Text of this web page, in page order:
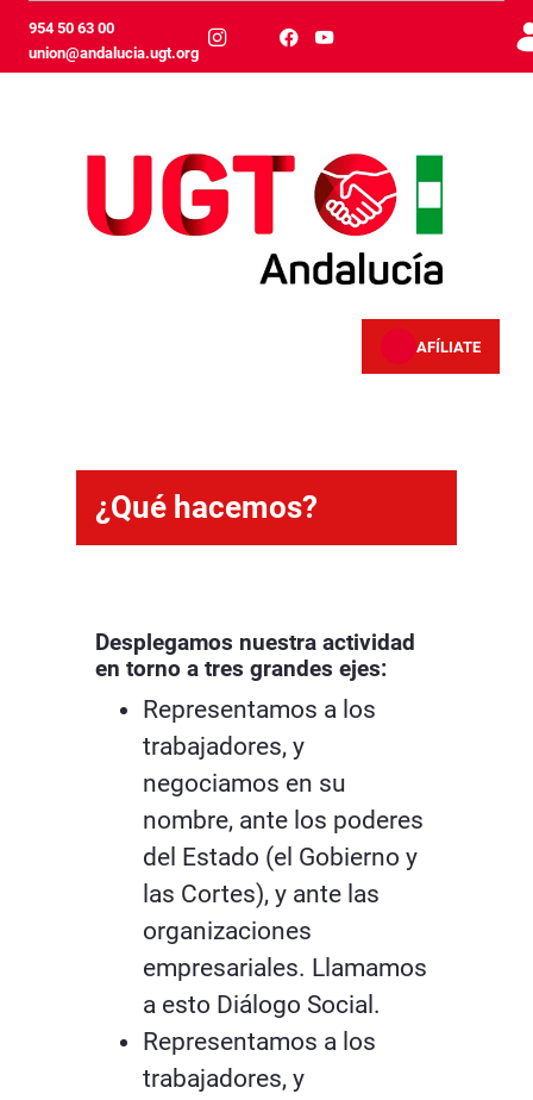
メインコンテンツにスキップ
954 50 63 00
union@andalucia.ugt.org
AFÍLIATE
¿Qué hacemos?
Desplegamos nuestra actividad
en torno a tres grandes ejes:
Representamos a los
trabajadores, y
negociamos en su
nombre, ante los poderes
del Estado (el Gobierno y
las Cortes), y ante las
organizaciones
empresariales. Llamamos
a esto Diálogo Social.
Representamos a los
trabajadores, y